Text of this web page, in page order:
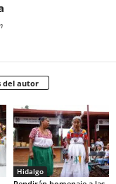
del autor
Hidalgo